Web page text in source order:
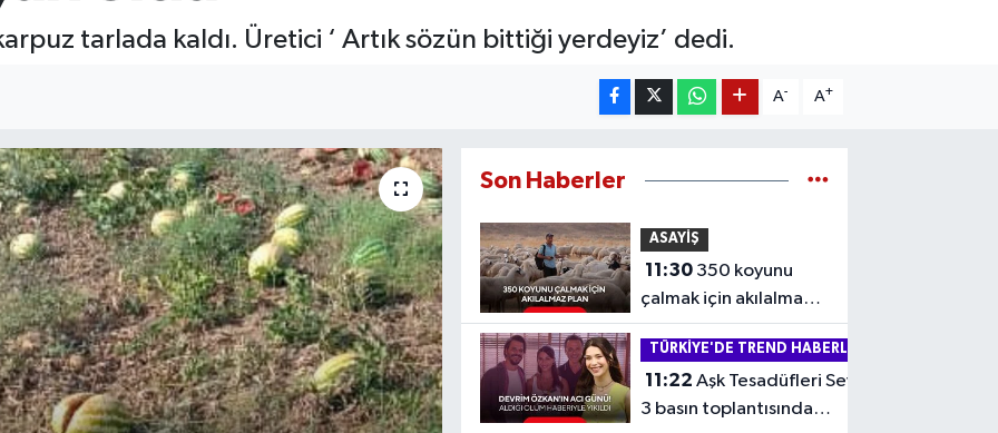
tarlada kaldı. Üretici ‘ Artık sözün bittiği yerdeyiz’ dedi.
A- A+
Son Haberler
ASAYİŞ
11:30
çalmak için akılalmaz
plan! Çoban kendisini
iple bağlattı...
TÜRKİYE'DE TREND HABERLER
11:22 Aşk Tesadüfleri Sever
3 basın toplantısında